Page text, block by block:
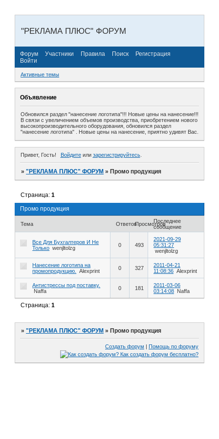
"РЕКЛАМА ПЛЮС" ФОРУМ
Форум Участники Правила Поиск
Регистрация
Войти
Активные темы
Объявление
Обновился раздел "нанесение логотипа"!!! Новые цены на нанесение!!!
В связи с увеличением объемов производства, приобретением нового
высокопроизводительного оборудования, обновился раздел
"нанесение логотипа" . Новые цены на нанесение, приятно удивят Вас.
Привет, Гость! Войдитеили зарегистрируйтесь.
»"РЕКЛАМА ПЛЮС" ФОРУМ » Промо продукция
Промо продукция
Страница:1
Тема ОтветовПросмотровПоследнее
сообщение
Все Для Бухгалтеров И Не
Только wenjltolzg 0 493
2021-09-29
05:31:27
wenjltolzg
Нанесение логотипа на
промопродукцию.
Alexprint 0 327
2011-04-21
11:08:36 Alexprint
Антистрессы под поставку.
Naffa
0 181
2011-03-06
03:14:08 Naffa
Страница:1
»"РЕКЛАМА ПЛЮС" ФОРУМ » Промо продукция
Создать форум | Помощь по форуму